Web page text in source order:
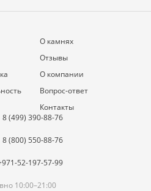
О камнях
Отзывы
О компании
Вопрос-ответ
Контакты
8 (499) 390-88-76
8 (800) 550-88-76
52-197-57-99
10:00–21:00